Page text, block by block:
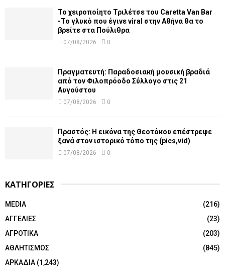
Το χειροποίητο Τριλέτσε του Caretta Van Bar
-Το γλυκό που έγινε viral στην Αθήνα θα το
βρείτε στα Πούλιθρα
07/08/2026 0
Πραγματευτή: Παραδοσιακή μουσική βραδιά
από τον Φιλοπρόοδο Σύλλογο στις 21
Αυγούστου
07/08/2026 0
Πραστός: Η εικόνα της Θεοτόκου επέστρεψε
ξανά στον ιστορικό τόπο της (pics,vid)
07/08/2026 0
ΚΑΤΗΓΟΡΙΕΣ
MEDIA
(216)
ΑΓΓΕΛΙΕΣ
(23)
ΑΓΡΟΤΙΚΑ
(203)
ΑΘΛΗΤΙΣΜΟΣ
(845)
ΑΡΚΑΔΙΑ (1,243)